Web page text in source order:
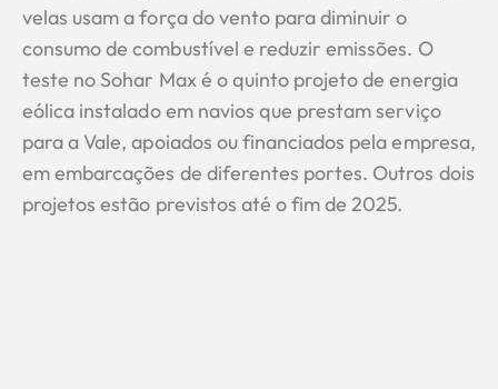
velas usam a força do vento para diminuir o
consumo de combustível e reduzir emissões. O
teste no Sohar Max é o quinto projeto de energia
eólica instalado em navios que prestam serviço
para a Vale, apoiados ou financiados pela empresa,
em embarcações de diferentes portes. Outros dois
projetos estão previstos até o fim de 2025.